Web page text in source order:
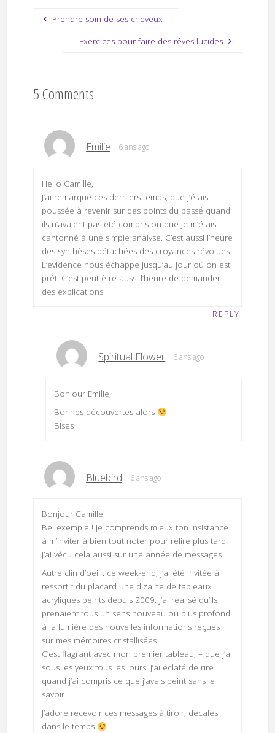
Prendre soin de ses cheveux
Exercices pour faire des rêves lucides
5 Comments
Emilie 6 ans ago
Hello Camille,
J’ai remarqué ces derniers temps, que j’étais
poussée à revenir sur des points du passé quand
ils n’avaient pas été compris ou que je m’étais
cantonné à une simple analyse. C’est aussi l’heure
des synthèses détachées des croyances révolues.
L’évidence nous échappe jusqu’au jour où on est
prêt. C’est peut être aussi l’heure de demander
des explications.
REPLY
Spiritual Flower 6 ans ago
Bonjour Emilie,
Bonnes découvertes alors
Bises
Bluebird 6 ans ago
Bonjour Camille,
Bel exemple ! Je comprends mieux ton insistance
à m’inviter à bien tout noter pour relire plus tard.
J’ai vécu cela aussi sur une année de messages.
Autre clin d’oeil : ce week-end, j’ai été invitée à
ressortir du placard une dizaine de tableaux
acryliques peints depuis 2009. J’ai réalisé qu’ils
prenaient tous un sens nouveau ou plus profond
à la lumière des nouvelles informations reçues
sur mes mémoires cristallisées
C’est flagrant avec mon premier tableau, – que j’ai
sous les yeux tous les jours. J’ai éclaté de rire
quand j’ai compris ce que j’avais peint sans le
savoir !
J’adore recevoir ces messages à tiroir, décalés
dans le temps